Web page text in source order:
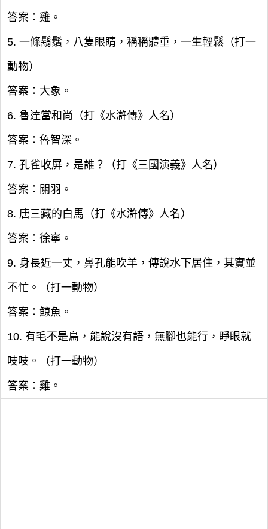
答案：雞。
5. 一條鬍鬚，八隻眼睛，稱稱體重，一生輕鬆（打一
動物）
答案：大象。
6. 魯達當和尚（打《水滸傳》人名）
答案：魯智深。
7. 孔雀收屏，是誰？（打《三國演義》人名）
答案：關羽。
8. 唐三藏的白馬（打《水滸傳》人名）
答案：徐寧。
9. 身長近一丈，鼻孔能吹羊，傳說水下居住，其實並
不忙。（打一動物）
答案：鯨魚。
10. 有毛不是鳥，能說沒有語，無腳也能行，睜眼就
吱吱。（打一動物）
答案：雞。